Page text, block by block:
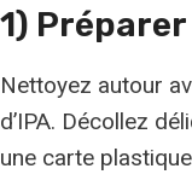
1)
Nettoyez autour
d’IPA. Décollez
une carte